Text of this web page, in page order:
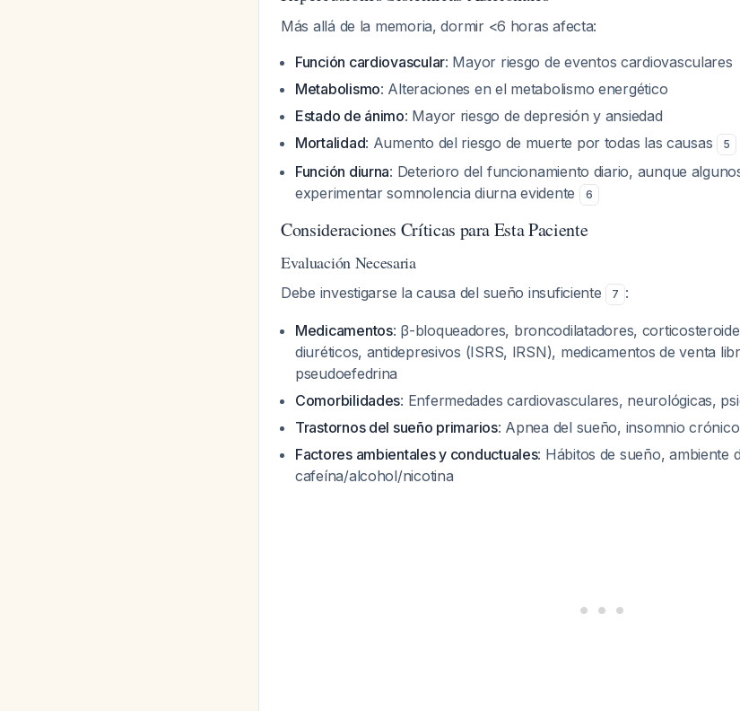
Más allá de la memoria, dormir <6 horas afecta:
Función cardiovascular: Mayor riesgo de eventos cardiovasculares
Metabolismo: Alteraciones en el metabolismo energético
Estado de ánimo: Mayor riesgo de depresión y ansiedad
Mortalidad: Aumento del riesgo de muerte por todas las causas 5
Función diurna: Deterioro del funcionamiento diario, aunque
experimentar somnolencia diurna evidente
6
Consideraciones Críticas para Esta Paciente
Evaluación Necesaria
Debe investigarse la causa del sueño insuficiente 7 :
Medicamentos: β-bloqueadores, broncodilatadores,
diuréticos, antidepresivos (ISRS, IRSN), medicamentos de venta
pseudoefedrina
Comorbilidades: Enfermedades cardiovasculares, neurológicas,
Trastornos del sueño primarios: Apnea del sueño, insomnio crónico
Factores ambientales y conductuales: Hábitos de sueño, ambiente
cafeína/alcohol/nicotina